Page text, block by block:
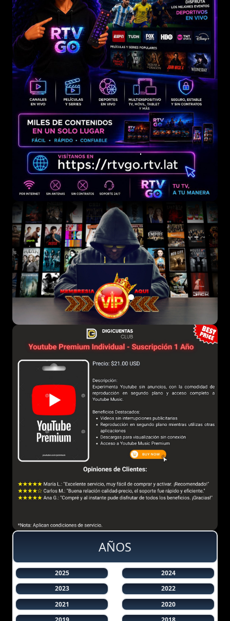
AÑOS
2025
2024
2023
2022
2021
2020